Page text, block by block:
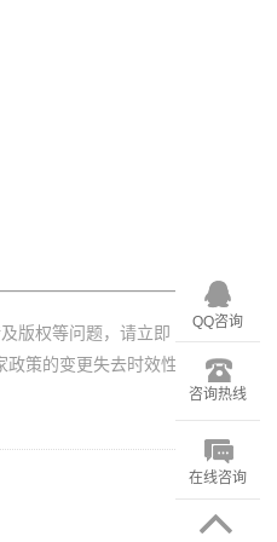
版权等问题，请立即
策的变更失去时效性
QQ咨询
咨询热线
在线咨询